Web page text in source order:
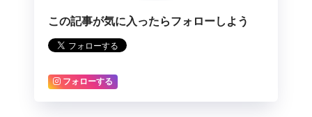
この記事が気に入ったらフォローしよう
フォローする